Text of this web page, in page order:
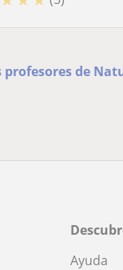
profesores de
Ayuda